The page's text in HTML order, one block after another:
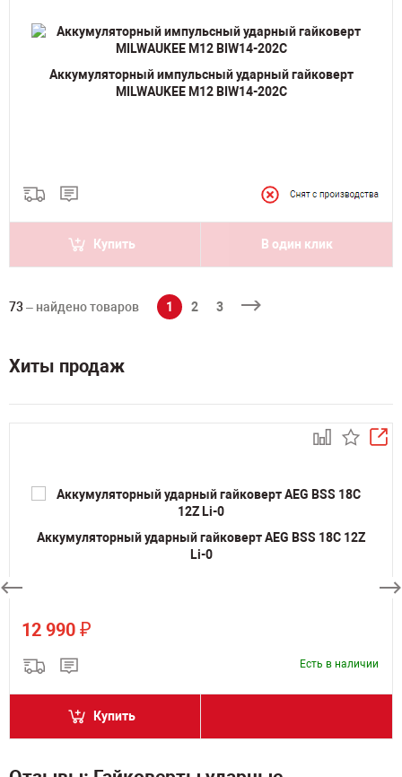
Аккумуляторный импульсный ударный гайковерт
MILWAUKEE M12 BIW14-202C
Купить В один клик
73 – найдено товаров 1 2 3
Хиты продаж
Аккумуляторный ударный гайковерт AEG BSS 18C 12Z
Li-0
12 990 ₽
Есть в наличии
Купить